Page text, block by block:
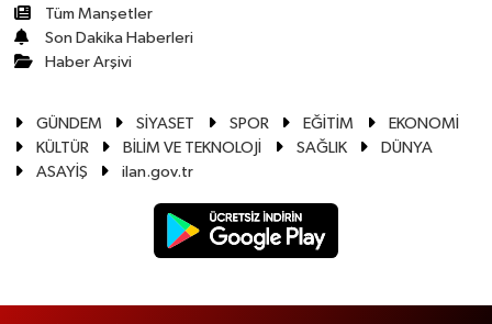
Tüm Manşetler
Son Dakika Haberleri
Haber Arşivi
GÜNDEM SİYASET SPOR EĞİTİM
EKONOMİ
KÜLTÜR
BİLİM VE TEKNOLOJİ SAĞLIK
DÜNYA
ASAYİŞ
ilan.gov.tr